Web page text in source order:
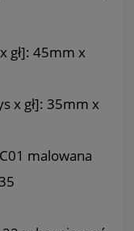
gł]: 45mm x
x gł]: 35mm x
malowana